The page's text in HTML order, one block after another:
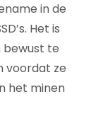
in de
Het is
bewust te
voordat ze
het minen